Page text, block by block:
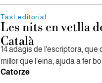
Tast editorial
Les nits en vetlla
Català
14 adagis de l'escriptora, que
millor que l'eina, ajuda a fer
Catorze